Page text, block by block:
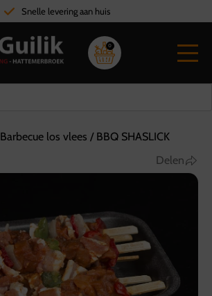
Snelle levering aan huis
0
Barbecue los vlees / BBQ SHASLICK
Delen